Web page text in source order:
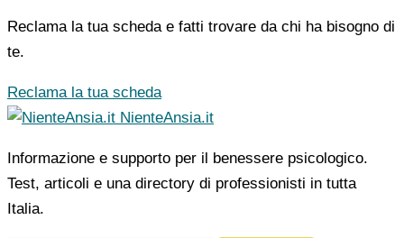
Reclama la tua scheda e fatti trovare da chi ha bisogno di
te.
Reclama la tua scheda
NienteAnsia.it
Informazione e supporto per il benessere psicologico.
Test, articoli e una directory di professionisti in tutta
Italia.